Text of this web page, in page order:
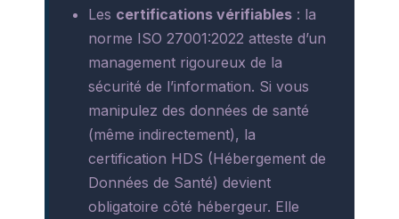
Les certifications vérifiables : la
norme ISO 27001:2022 atteste d’un
management rigoureux de la
sécurité de l’information. Si vous
manipulez des données de santé
(même indirectement), la
certification HDS (Hébergement de
Données de Santé) devient
obligatoire côté hébergeur. Elle